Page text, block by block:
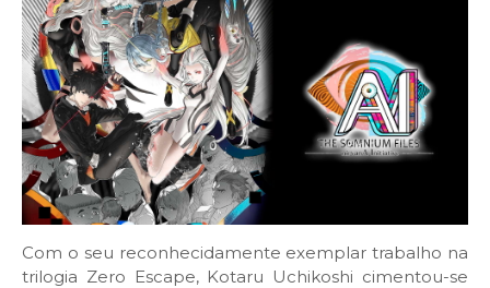
Com o seu reconhecidamente exemplar trabalho na
trilogia Zero Escape, Kotaru Uchikoshi cimentou-se